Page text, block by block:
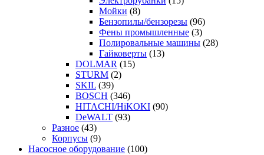
Мойки (8)
Бензопилы/бензорезы (96)
Фены промышленные (3)
Полировальные машины (28)
Гайковерты (13)
DOLMAR (15)
STURM (2)
SKIL (39)
BOSCH (346)
HITACHI/HiKOKI (90)
DeWALT (93)
Разное (43)
Корпусы (9)
Насосное оборудование (100)